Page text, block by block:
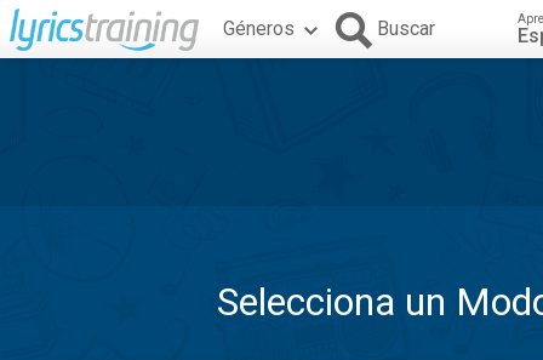
Géneros Buscar
Selecciona un